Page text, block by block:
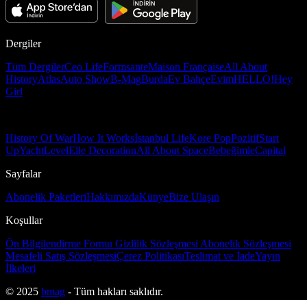
Dergiler
Tüm DergilerCeo LifeFormsanteMaison FrançaiseAll About
HistoryAtlasAuto ShowB-MagBurdaEv BahçeEvimHELLO!Hey
Girl
History Of WarHow It Worksİstanbul LifeKore PopPozitifStart
UpYachtLevelElle DecorationAll About SpaceBebeğimleCapital
Sayfalar
Abonelik PaketleriHakkımızdaKünyeBize Ulaşın
Koşullar
Ön Bilgilendirme Formu Gizlilik Sözleşmesi Abonelik Sözleşmesi
Mesafeli Satış SözleşmesiÇerez PolitikasıTeslimat ve İadeYayın
İlkeleri
© 2025 bmag - Tüm hakları saklıdır.